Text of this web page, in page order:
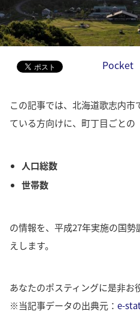
Pocket
この記事では、北海道歌志内
ている方向けに、町丁目ごとの
人口総数
世帯数
の情報を、平成27年実施の国
えします。
あなたのポスティングに是非お
※当記事データの出典元： e-